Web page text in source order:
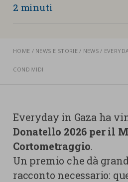
PARTECIPA
Contatti
Ufficio Stampa
Trasparenza
Lavora con noi
CERCA
nostra cookies policy.
Cookie di marketing
Cookie di terze parti
HOME NEWS E STORIE NEWS
CONDIVIDI
2 minuti
Everyday in Gaza ha
Donatello 2026 per il
Cortometraggio.
Un premio che dà
racconto necessario: